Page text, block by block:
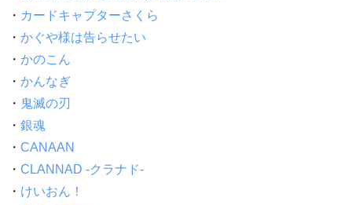
・ カードキャプターさくら
・ かぐや様は告らせたい
・ かのこん
・ かんなぎ
・ 鬼滅の刃
・ 銀魂
・ CANAAN
・ CLANNAD -クラナド-
・ けいおん！